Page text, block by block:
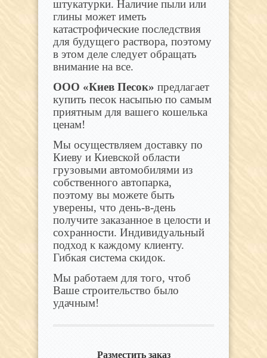
штукатурки. Наличие пыли или
глины может иметь
катастрофические последствия
для будущего раствора, поэтому
в этом деле следует обращать
внимание на все.
ООО «Киев Песок» предлагает
купить песок насыпью по самым
приятным для вашего кошелька
ценам!
Мы осуществляем доставку по
Киеву и Киевской области
грузовыми автомобилями из
собственного автопарка,
поэтому вы можете быть
уверены, что день-в-день
получите заказанное в целости и
сохранности. Индивидуальный
подход к каждому клиенту.
Гибкая система скидок.
Мы работаем для того, чтоб
Ваше строительство было
удачным!
Разместить заказ